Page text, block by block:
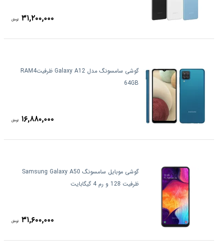
۳۱,۲۰۰,۰۰۰ تومان
گوشی سامسونگ مدل Galaxy A12 ظرفیتRAM4
64GB
۱۶,۸۸۰,۰۰۰ تومان
گوشی موبایل سامسونگ Samsung Galaxy A50
ظرفیت 128 و رم 4 گیگابایت
۳۱,۶۰۰,۰۰۰ تومان